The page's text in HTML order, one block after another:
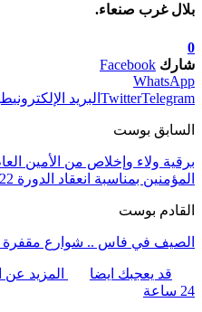
بلال غرب صنعاء.
0
شارك Facebook
WhatsApp
TwitterTelegram البريد الإلكتروني
السابق بوست
برقية ولاء وإخلاص من الأمين
المؤمنين بمناسبة انعقاد الدورة 22 للمجلس
القادم بوست
الصيف في فاس .. شوارع مقفرة
قد يعجبك ايضا
المزيد
24 ساعة